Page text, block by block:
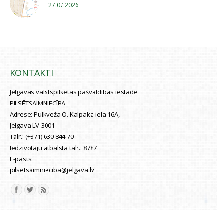
27.07.2026
KONTAKTI
Jelgavas valstspilsētas pašvaldības iestāde
PILSĒTSAIMNIECĪBA
Adrese: Pulkveža O. Kalpaka iela 16A,
Jelgava LV-3001
Tālr.: (+371) 630 844 70
Iedzīvotāju atbalsta tālr.: 8787
E-pasts:
pilsetsaimnieciba@jelgava.lv
Find us on: